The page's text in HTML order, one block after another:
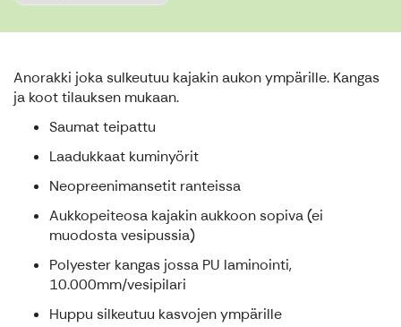
Anorakki joka sulkeutuu kajakin aukon ympärille. Kangas
ja koot tilauksen mukaan.
Saumat teipattu
Laadukkaat kuminyörit
Neopreenimansetit ranteissa
Aukkopeiteosa kajakin aukkoon sopiva (ei
muodosta vesipussia)
Polyester kangas jossa PU laminointi,
10.000mm/vesipilari
Huppu silkeutuu kasvojen ympärille